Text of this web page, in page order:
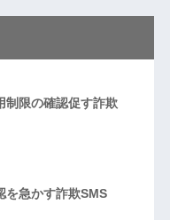
限の確認促す詐欺
急かす詐欺SMS